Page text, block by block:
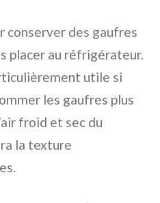
conserver des gaufres
placer au réfrigérateur.
utile si
les gaufres plus
froid et sec du
la texture